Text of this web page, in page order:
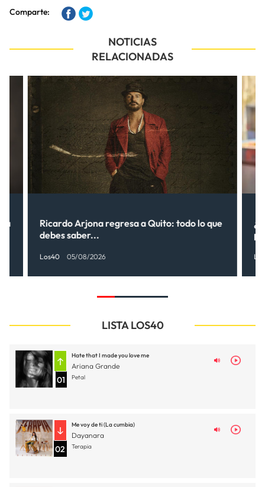
Comparte:
NOTICIAS
RELACIONADAS
Ricardo Arjona regresa a Quito: todo lo que
debes saber...
Los40 05/08/2026
LISTA LOS40
01
Hate that I made you love me
Ariana Grande
Petal
02
Me voy de ti (La cumbia)
Dayanara
Terapia